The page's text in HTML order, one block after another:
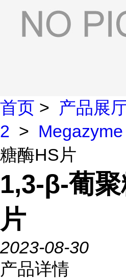
首页 > 产品展
2 > Megazyme
糖酶HS片
1,3-β-葡
片
2023-08-30
产品详情